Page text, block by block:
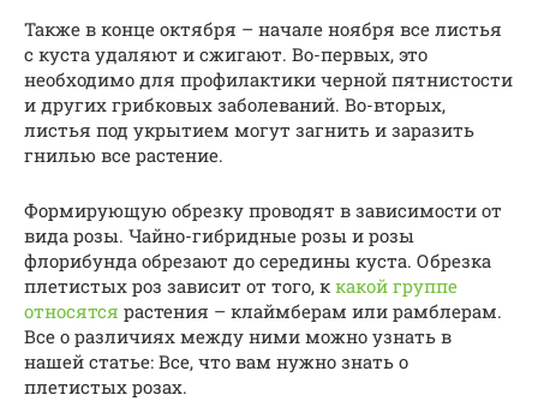
Также в конце октября – начале ноября все листья
с куста удаляют и сжигают. Во-первых, это
необходимо для профилактики черной пятнистости
и других грибковых заболеваний. Во-вторых,
листья под укрытием могут загнить и заразить
гнилью все растение.
Формирующую обрезку проводят в зависимости от
вида розы. Чайно-гибридные розы и розы
флорибунда обрезают до середины куста. Обрезка
плетистых роз зависит от того, к какой группе
относятся растения – клаймберам или рамблерам.
Все о различиях между ними можно узнать в
нашей статье: Все, что вам нужно знать о
плетистых розах.